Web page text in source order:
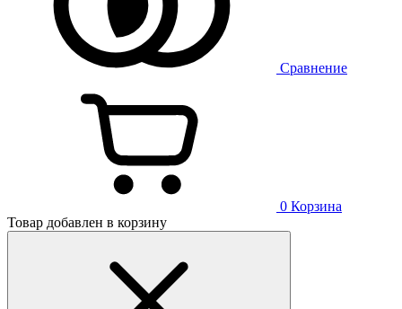
Сравнение
0 Корзина
Товар добавлен в корзину